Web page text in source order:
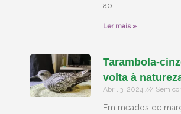
ao
Ler mais »
Tarambola-
volta à
Abril 3, 2024 Sem
Em meados de